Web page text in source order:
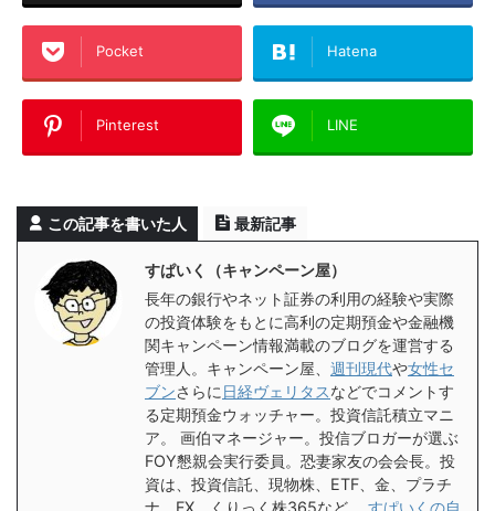
Pocket Hatena
Pinterest LINE
この記事を書いた人 最新記事
すぱいく（キャンペーン屋）
長年の銀行やネット証券の利用の経験や実際
の投資体験をもとに高利の定期預金や金融機
関キャンペーン情報満載のブログを運営する
管理人。キャンペーン屋、 週刊現代や女性セ
ブンさらに 日経ヴェリタスなどでコメントす
る定期預金ウォッチャー。投資信託積立マニ
ア。 画伯マネージャー。投信ブロガーが選ぶ
FOY懇親会実行委員。恐妻家友の会会長。投
資は、投資信託、現物株、ETF、金、プラチ